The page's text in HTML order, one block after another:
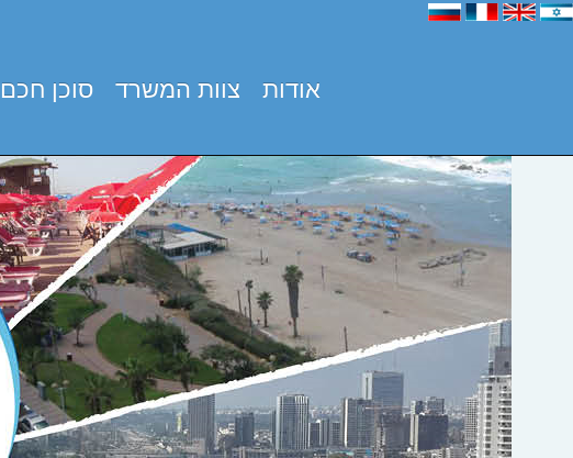
סוכן חכם צוות המשרד
אודות